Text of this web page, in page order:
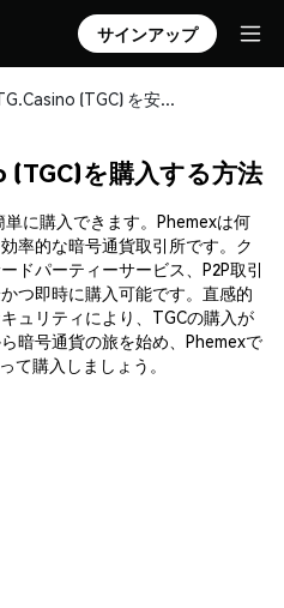
サインアップ
TG.Casino (TGC) を安全に購入・保管
(TGC)を購入する方法
に購入できます。Phemexは何
率的な暗号通貨取引所です。ク
ドパーティーサービス、P2P取引
つ即時に購入可能です。直感的
ュリティにより、TGCの購入が
暗号通貨の旅を始め、Phemexで
て購入しましょう。